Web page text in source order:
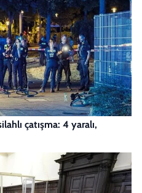
çatışma: 4 yaralı,